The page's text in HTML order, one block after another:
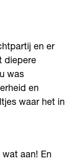
en er
diepere
was
en
waar het in
aan! En